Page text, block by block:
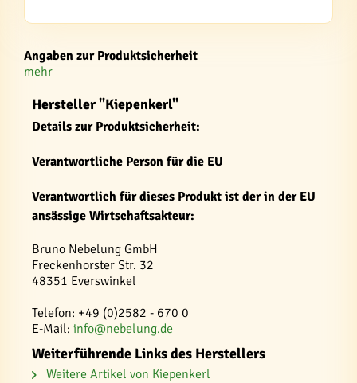
Angaben zur Produktsicherheit
mehr
Hersteller "Kiepenkerl"
Details zur Produktsicherheit:
Verantwortliche Person für die EU
Verantwortlich für dieses Produkt ist der in der EU
ansässige Wirtschaftsakteur:
Bruno Nebelung GmbH
Freckenhorster Str. 32
48351 Everswinkel
Telefon: +49 (0)2582 - 670 0
E-Mail: info@nebelung.de
Weiterführende Links des Herstellers
Weitere Artikel von Kiepenkerl